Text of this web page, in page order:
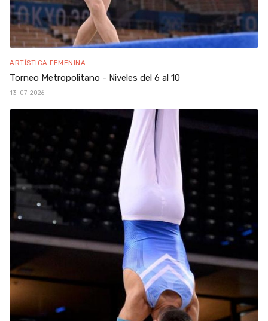
ARTÍSTICA FEMENINA
Torneo Metropolitano - Niveles del 6 al 10
13-07-2026